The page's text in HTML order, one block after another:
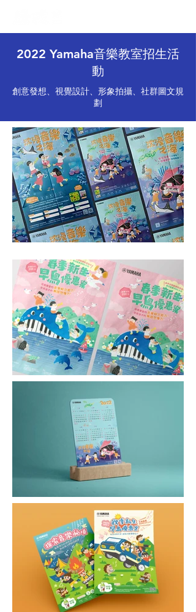
2022 Yamaha音樂教室招生活
動
創意發想、視覺設計、形象拍攝、社群圖文規
劃